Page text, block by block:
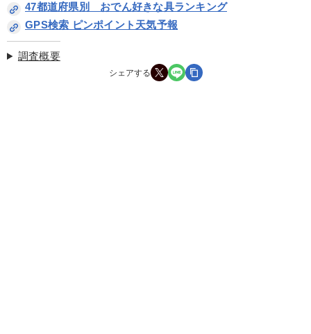
47都道府県別　おでん好きな具ランキング
GPS検索 ピンポイント天気予報
調査概要
シェアする